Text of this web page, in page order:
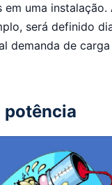
em uma
será definido
demanda de
potência